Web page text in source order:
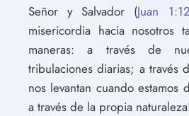
Señor y Salvador (Juan 1:12
misericordia hacia nosotros
maneras: a través de
tribulaciones diarias; a través
nos levantan cuando estamos
a través de la propia